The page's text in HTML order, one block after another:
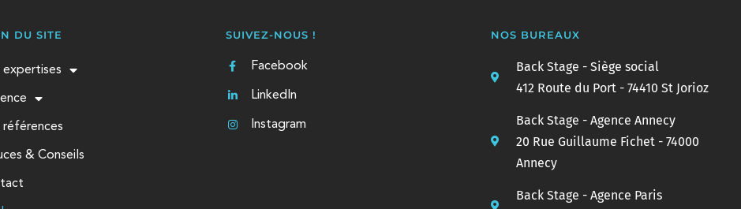
DU SITE
expertises
références
& Conseils
SUIVEZ-NOUS !
Facebook
LinkedIn
Instagram
NOS BUREAUX
Back Stage - Siège social
412 Route du Port - 74410 St Jorioz
Back Stage - Agence Annecy
20 Rue Guillaume Fichet - 74000
Annecy
Back Stage - Agence Paris